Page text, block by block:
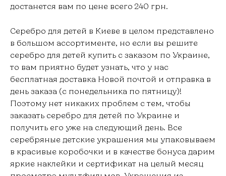
достанется вам по цене всего 240 грн.
Серебро для детей в Киеве в целом представлено
в большом ассортименте, но если вы решите
серебро для детей купить с заказом по Украине,
то вам приятно будет узнать, что у нас
бесплатная доставка Новой почтой и отправка в
день заказа (с понедельника по пятницу)!
Поэтому нет никаких проблем с тем, чтобы
заказать серебро для детей по Украине и
получить его уже на следующий день. Все
серебряные детские украшения мы упаковываем
в красивые коробочки и в качестве бонуса дарим
яркие наклейки и сертификат на целый месяц